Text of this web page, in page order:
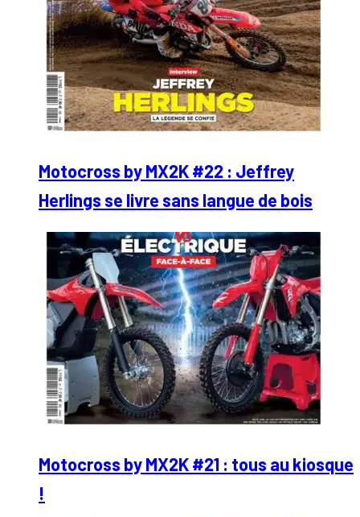
Motocross by MX2K #22 : Jeffrey
Herlings se livre sans langue de bois
Motocross by MX2K #21 : tous au kiosque
!